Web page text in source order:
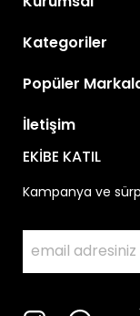
Kategoriler
Popüler
İletişim
EKİBE KATIL
Kampanya ve